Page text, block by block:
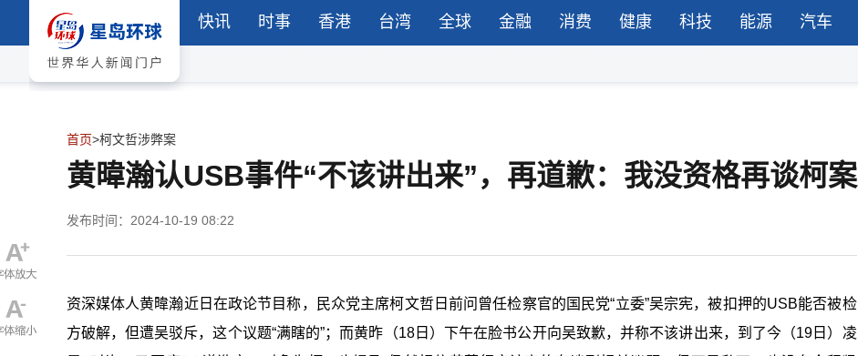
快讯 时事 香港 台湾 全球 金融 消费 健康 科技 能源 汽车
首页>柯文哲涉弊案
黄暐瀚认USB事件“不该讲出来”，再道歉：我没资格再谈柯案
发布时间：2024-10-19 08:22
资深媒体人黄暐瀚近日在政论节目称，民众党主席柯文哲日前问曾任检察官的国民党“立委”吴宗宪，被扣押的USB能否被检
方破解，但遭吴驳斥，这个议题“满瞎的”；而黄昨（18日）下午在脸书公开向吴致歉，并称不该讲出来，到了今（19日）凌